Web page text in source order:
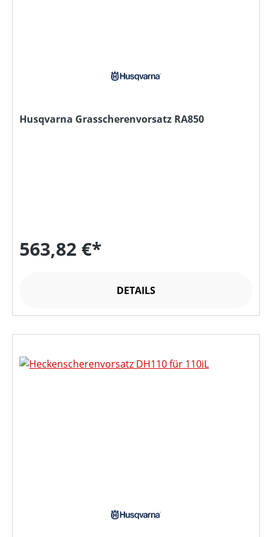
Husqvarna Grasscherenvorsatz RA850
563,82 €*
DETAILS